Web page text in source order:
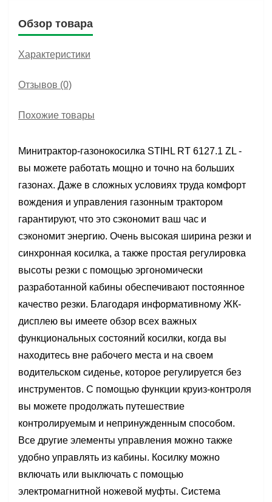
Обзор товара
Характеристики
Отзывов (0)
Похожие товары
Минитрактор-газонокосилка STIHL RT 6127.1 ZL -
вы можете работать мощно и точно на больших
газонах. Даже в сложных условиях труда комфорт
вождения и управления газонным трактором
гарантируют, что это сэкономит ваш час и
сэкономит энергию. Очень высокая ширина резки и
синхронная косилка, а также простая регулировка
высоты резки с помощью эргономически
разработанной кабины обеспечивают постоянное
качество резки. Благодаря информативному ЖК-
дисплею вы имеете обзор всех важных
функциональных состояний косилки, когда вы
находитесь вне рабочего места и на своем
водительском сиденье, которое регулируется без
инструментов. С помощью функции круиз-контроля
вы можете продолжать путешествие
контролируемым и непринужденным способом.
Все другие элементы управления можно также
удобно управлять из кабины. Косилку можно
включать или выключать с помощью
электромагнитной ножевой муфты. Система